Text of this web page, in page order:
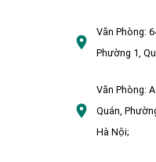
Văn Phòng:
Phường 1,
Văn Phòng:
Quán,
Hà Nội;